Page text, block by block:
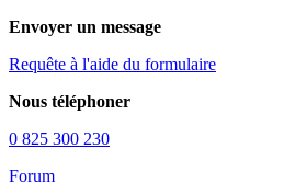
Envoyer un message
Requête à l'aide du formulaire
Nous téléphoner
0 825 300 230
Forum